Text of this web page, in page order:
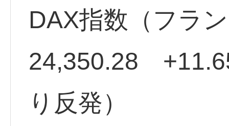
DAX指数（フラ
24,350.28
り反発）